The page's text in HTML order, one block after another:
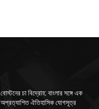
বোস্টনের চা বিদ্রোহ: বাংলার সঙ্গে এক
অপ্রত্যাশিত ঐতিহাসিক যোগসূত্র